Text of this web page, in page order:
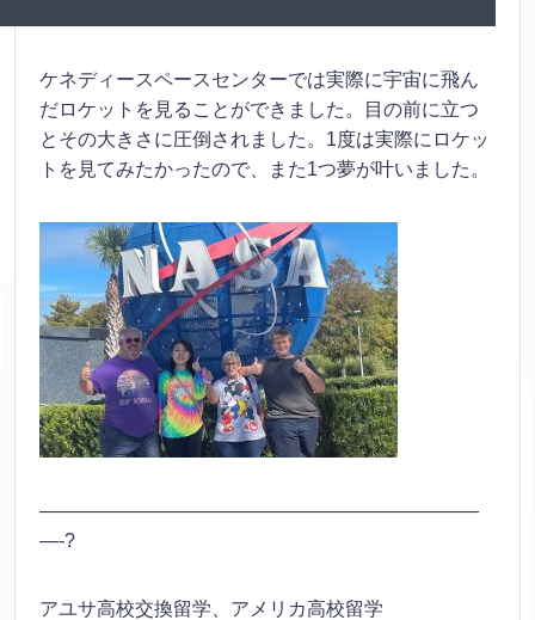
ケネディースペースセンターでは実際に宇宙に飛ん
だロケットを見ることができました。目の前に立つ
とその大きさに圧倒されました。1度は実際にロケッ
トを見てみたかったので、また1つ夢が叶いました。
———————————————————————
—-?
アユサ高校交換留学、アメリカ高校留学